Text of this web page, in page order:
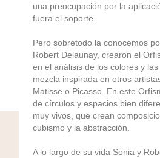
una preocupación por la
fuera el soporte.
Pero sobretodo la conocemos
Robert Delaunay, crearon el
en el análisis de los colores y
mezcla inspirada en otros
Matisse o Picasso. En este
de círculos y espacios bien
muy vivos, que crean
cubismo y la abstracción.
A lo largo de su vida Sonia y